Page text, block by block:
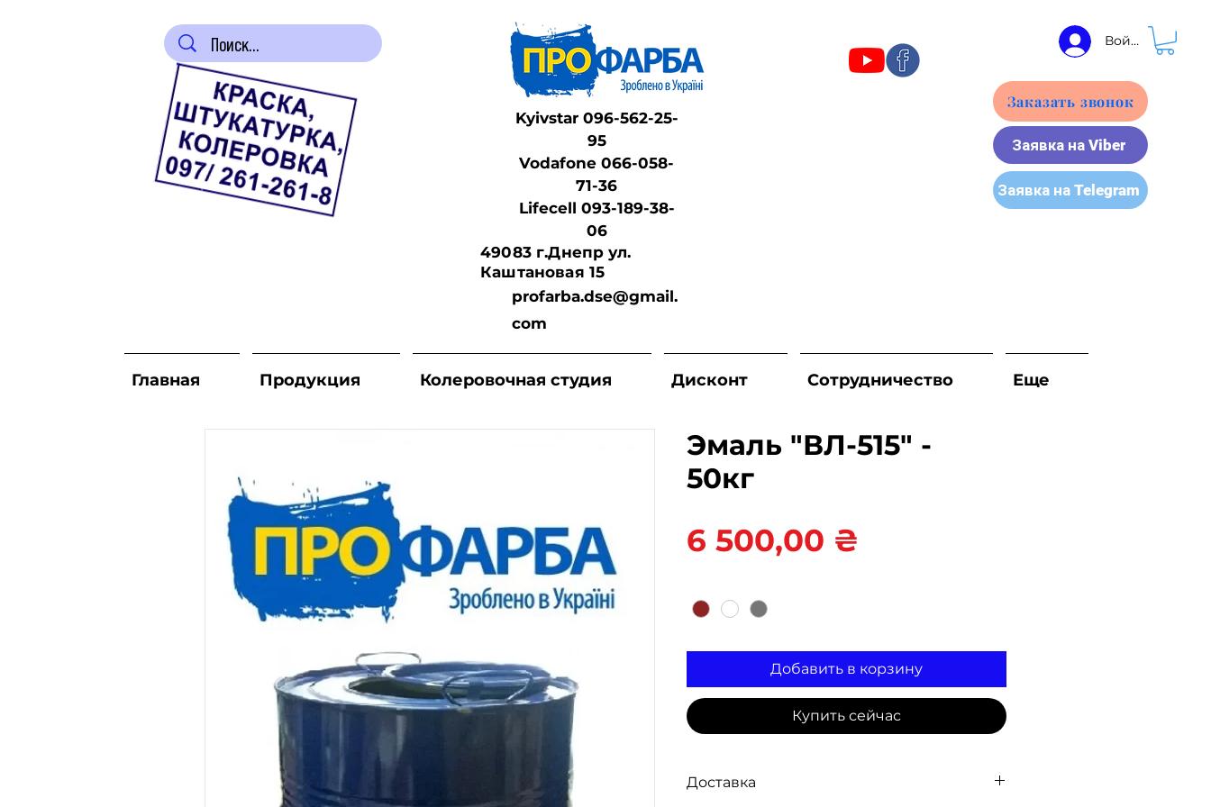
Заявка на Telegram
Заявка на Viber
Заказать звонок
Kyivstar 096-562-25-
95
Vodafone 066-058-
71-36
Lifeсell 093-189-38-
06
49083 г.Днепр ул.
Каштановая 15
profarba.dse@gmail.
com
Главная Продукция Колеровочная студия Дисконт Сотрудничество Еще
Войти
Эмаль "ВЛ-515" -
50кг
6 500,00 ₴
Добавить в корзину
Купить сейчас
Доставка